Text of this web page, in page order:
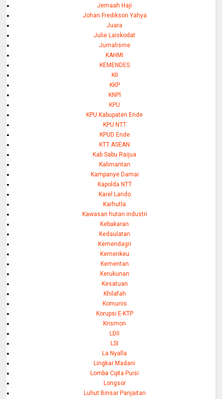
Jemaah Haji
Johan Fredikson Yahya
Juara
Julie Laiskodat
Jurnalisme
KAHMI
KEMENDES
KII
KKP
KNPI
KPU
KPU Kabupaten Ende
KPU NTT
KPUD Ende
KTT ASEAN
Kab Sabu Raijua
Kalimantan
Kampanye Damai
Kapolda NTT
Karel Lando
Karhutla
Kawasan hutan industri
Kebakaran
Kedaulatan
Kemendagri
Kemenkeu
Kementan
Kerukunan
Kesatuan
Khilafah
Komunis
Korupsi E-KTP
Krismon
LDII
LSI
La Nyalla
Lingkar Madani
Lomba Cipta Puisi
Longsor
Luhut Binsar Panjaitan